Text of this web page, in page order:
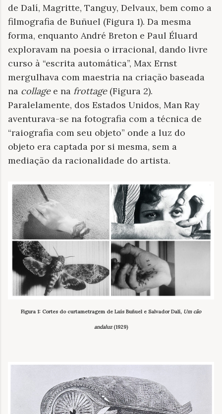
de Dalí, Magritte, Tanguy, Delvaux, bem como a
filmografia de Buñuel (Figura 1). Da mesma
forma, enquanto André Breton e Paul Éluard
exploravam na poesia o irracional, dando livre
curso à “escrita automática”, Max Ernst
mergulhava com maestria na criação baseada
na collagee na frottage(Figura 2).
Paralelamente, dos Estados Unidos, Man Ray
aventurava-se na fotografia com a técnica de
“raiografia com seu objeto” onde a luz do
objeto era captada por si mesma, sem a
mediação da racionalidade do artista.
Figura 1: Cortes do curtametragem de Luís Buñuel e Salvador Dalí, Um cão
andaluz(1929)